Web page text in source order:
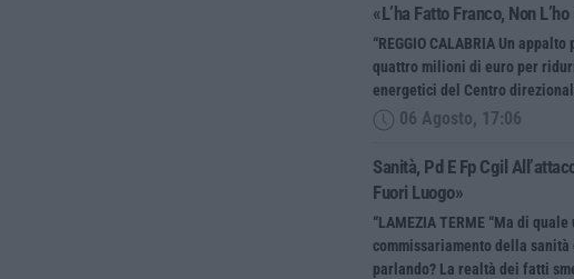
«L’ha Fatto Franco, Non
“REGGIO CALABRIA Un
quattro milioni di euro per
energetici del Centro
06 Agosto, 17:06
Sanità, Pd E Fp Cgil
Fuori Luogo»
“LAMEZIA TERME “Ma di quale
commissariamento della sanità
parlando? La realtà dei fatti